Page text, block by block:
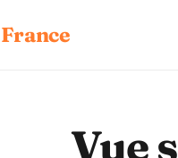
France
Vue